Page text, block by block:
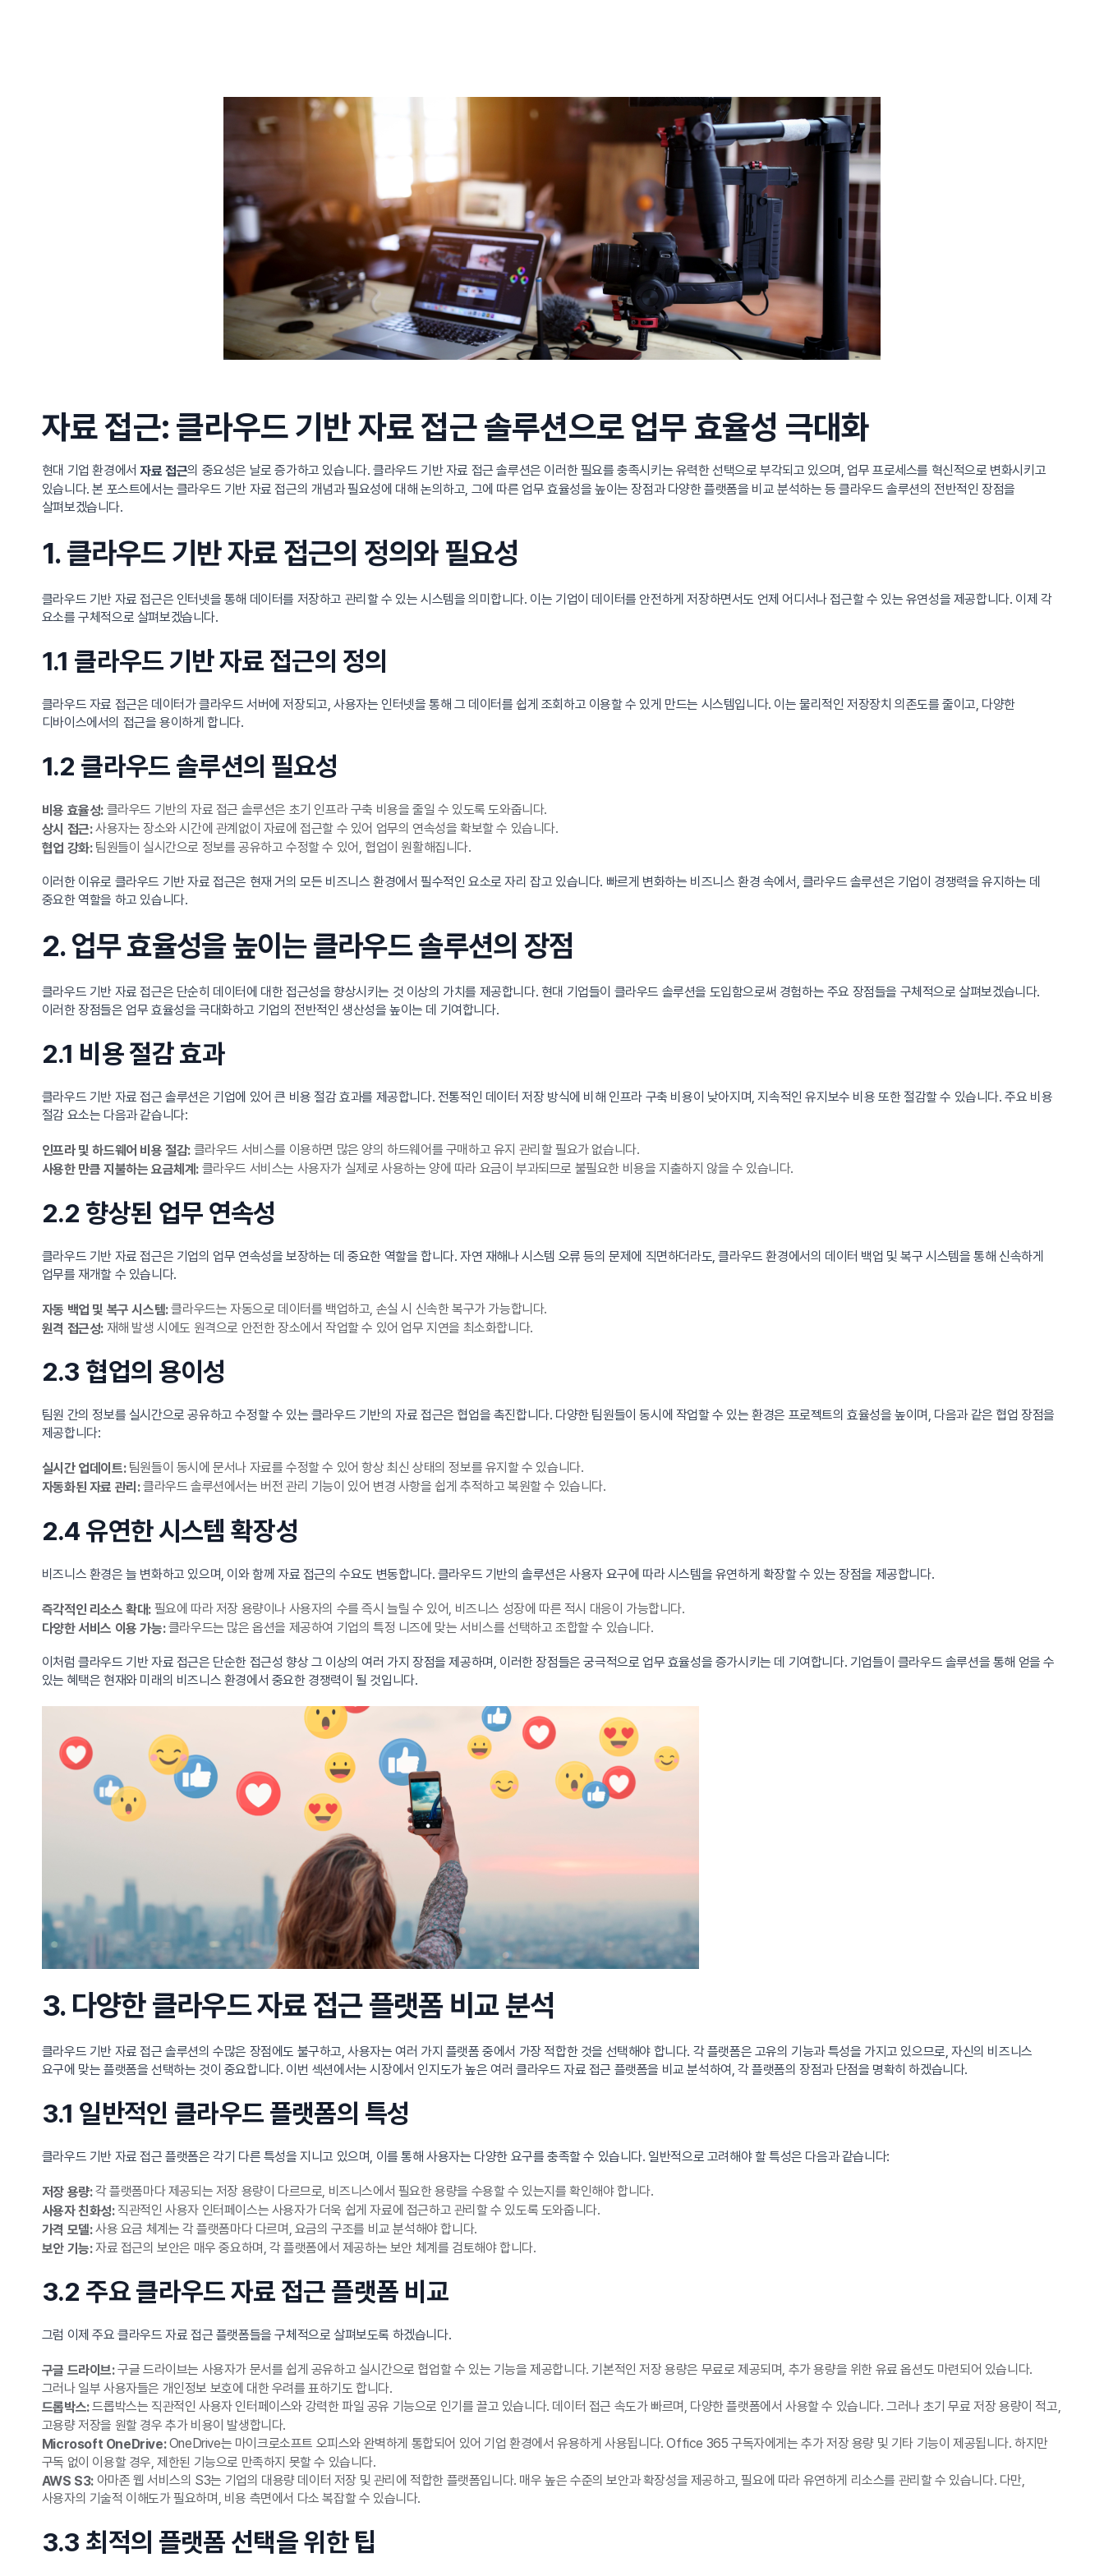
정부지원사업
자료 접근: 클라우드 기반 자료 접근 솔루션으로 업무 효율성 극대화
현대 기업 환경에서자료 접근의 중요성은 날로 증가하고 있습니다. 클라우드 기반 자료 접근 솔루션은 이러한 필요를 충족시키는 유력한 선택으로 부각되고 있으며, 업무 프로세스를 혁신적으로 변화시키고
있습니다. 본 포스트에서는 클라우드 기반 자료 접근의 개념과 필요성에 대해 논의하고, 그에 따른 업무 효율성을 높이는 장점과 다양한 플랫폼을 비교 분석하는 등 클라우드 솔루션의 전반적인 장점을
살펴보겠습니다.
1. 클라우드 기반 자료 접근의 정의와 필요성
클라우드 기반 자료 접근은 인터넷을 통해 데이터를 저장하고 관리할 수 있는 시스템을 의미합니다. 이는 기업이 데이터를 안전하게 저장하면서도 언제 어디서나 접근할 수 있는 유연성을 제공합니다. 이제 각
요소를 구체적으로 살펴보겠습니다.
1.1 클라우드 기반 자료 접근의 정의
클라우드 자료 접근은 데이터가 클라우드 서버에 저장되고, 사용자는 인터넷을 통해 그 데이터를 쉽게 조회하고 이용할 수 있게 만드는 시스템입니다. 이는 물리적인 저장장치 의존도를 줄이고, 다양한
디바이스에서의 접근을 용이하게 합니다.
1.2 클라우드 솔루션의 필요성
비용 효율성:클라우드 기반의 자료 접근 솔루션은 초기 인프라 구축 비용을 줄일 수 있도록 도와줍니다.
상시 접근:사용자는 장소와 시간에 관계없이 자료에 접근할 수 있어 업무의 연속성을 확보할 수 있습니다.
협업 강화:팀원들이 실시간으로 정보를 공유하고 수정할 수 있어, 협업이 원활해집니다.
이러한 이유로 클라우드 기반 자료 접근은 현재 거의 모든 비즈니스 환경에서 필수적인 요소로 자리 잡고 있습니다. 빠르게 변화하는 비즈니스 환경 속에서, 클라우드 솔루션은 기업이 경쟁력을 유지하는 데
중요한 역할을 하고 있습니다.
2. 업무 효율성을 높이는 클라우드 솔루션의 장점
클라우드 기반 자료 접근은 단순히 데이터에 대한 접근성을 향상시키는 것 이상의 가치를 제공합니다. 현대 기업들이 클라우드 솔루션을 도입함으로써 경험하는 주요 장점들을 구체적으로 살펴보겠습니다.
이러한 장점들은 업무 효율성을 극대화하고 기업의 전반적인 생산성을 높이는 데 기여합니다.
2.1 비용 절감 효과
클라우드 기반 자료 접근 솔루션은 기업에 있어 큰 비용 절감 효과를 제공합니다. 전통적인 데이터 저장 방식에 비해 인프라 구축 비용이 낮아지며, 지속적인 유지보수 비용 또한 절감할 수 있습니다. 주요 비용
절감 요소는 다음과 같습니다:
인프라 및 하드웨어 비용 절감:클라우드 서비스를 이용하면 많은 양의 하드웨어를 구매하고 유지 관리할 필요가 없습니다.
사용한 만큼 지불하는 요금체계:클라우드 서비스는 사용자가 실제로 사용하는 양에 따라 요금이 부과되므로 불필요한 비용을 지출하지 않을 수 있습니다.
2.2 향상된 업무 연속성
클라우드 기반 자료 접근은 기업의 업무 연속성을 보장하는 데 중요한 역할을 합니다. 자연 재해나 시스템 오류 등의 문제에 직면하더라도, 클라우드 환경에서의 데이터 백업 및 복구 시스템을 통해 신속하게
업무를 재개할 수 있습니다.
자동 백업 및 복구 시스템:클라우드는 자동으로 데이터를 백업하고, 손실 시 신속한 복구가 가능합니다.
원격 접근성:재해 발생 시에도 원격으로 안전한 장소에서 작업할 수 있어 업무 지연을 최소화합니다.
2.3 협업의 용이성
팀원 간의 정보를 실시간으로 공유하고 수정할 수 있는 클라우드 기반의 자료 접근은 협업을 촉진합니다. 다양한 팀원들이 동시에 작업할 수 있는 환경은 프로젝트의 효율성을 높이며, 다음과 같은 협업 장점을
제공합니다:
실시간 업데이트:팀원들이 동시에 문서나 자료를 수정할 수 있어 항상 최신 상태의 정보를 유지할 수 있습니다.
자동화된 자료 관리:클라우드 솔루션에서는 버전 관리 기능이 있어 변경 사항을 쉽게 추적하고 복원할 수 있습니다.
2.4 유연한 시스템 확장성
비즈니스 환경은 늘 변화하고 있으며, 이와 함께 자료 접근의 수요도 변동합니다. 클라우드 기반의 솔루션은 사용자 요구에 따라 시스템을 유연하게 확장할 수 있는 장점을 제공합니다.
즉각적인 리소스 확대:필요에 따라 저장 용량이나 사용자의 수를 즉시 늘릴 수 있어, 비즈니스 성장에 따른 적시 대응이 가능합니다.
다양한 서비스 이용 가능:클라우드는 많은 옵션을 제공하여 기업의 특정 니즈에 맞는 서비스를 선택하고 조합할 수 있습니다.
이처럼 클라우드 기반 자료 접근은 단순한 접근성 향상 그 이상의 여러 가지 장점을 제공하며, 이러한 장점들은 궁극적으로 업무 효율성을 증가시키는 데 기여합니다. 기업들이 클라우드 솔루션을 통해 얻을 수
있는 혜택은 현재와 미래의 비즈니스 환경에서 중요한 경쟁력이 될 것입니다.
3. 다양한 클라우드 자료 접근 플랫폼 비교 분석
클라우드 기반 자료 접근 솔루션의 수많은 장점에도 불구하고, 사용자는 여러 가지 플랫폼 중에서 가장 적합한 것을 선택해야 합니다. 각 플랫폼은 고유의 기능과 특성을 가지고 있으므로, 자신의 비즈니스
요구에 맞는 플랫폼을 선택하는 것이 중요합니다. 이번 섹션에서는 시장에서 인지도가 높은 여러 클라우드 자료 접근 플랫폼을 비교 분석하여, 각 플랫폼의 장점과 단점을 명확히 하겠습니다.
3.1 일반적인 클라우드 플랫폼의 특성
클라우드 기반 자료 접근 플랫폼은 각기 다른 특성을 지니고 있으며, 이를 통해 사용자는 다양한 요구를 충족할 수 있습니다. 일반적으로 고려해야 할 특성은 다음과 같습니다:
저장 용량:각 플랫폼마다 제공되는 저장 용량이 다르므로, 비즈니스에서 필요한 용량을 수용할 수 있는지를 확인해야 합니다.
사용자 친화성:직관적인 사용자 인터페이스는 사용자가 더욱 쉽게 자료에 접근하고 관리할 수 있도록 도와줍니다.
가격 모델:사용 요금 체계는 각 플랫폼마다 다르며, 요금의 구조를 비교 분석해야 합니다.
보안 기능:자료 접근의 보안은 매우 중요하며, 각 플랫폼에서 제공하는 보안 체계를 검토해야 합니다.
3.2 주요 클라우드 자료 접근 플랫폼 비교
그럼 이제 주요 클라우드 자료 접근 플랫폼들을 구체적으로 살펴보도록 하겠습니다.
구글 드라이브:구글 드라이브는 사용자가 문서를 쉽게 공유하고 실시간으로 협업할 수 있는 기능을 제공합니다. 기본적인 저장 용량은 무료로 제공되며, 추가 용량을 위한 유료 옵션도 마련되어 있습니다.
그러나 일부 사용자들은 개인정보 보호에 대한 우려를 표하기도 합니다.
드롭박스:드롭박스는 직관적인 사용자 인터페이스와 강력한 파일 공유 기능으로 인기를 끌고 있습니다. 데이터 접근 속도가 빠르며, 다양한 플랫폼에서 사용할 수 있습니다. 그러나 초기 무료 저장 용량이 적고,
고용량 저장을 원할 경우 추가 비용이 발생합니다.
Microsoft OneDrive:OneDrive는 마이크로소프트 오피스와 완벽하게 통합되어 있어 기업 환경에서 유용하게 사용됩니다. Office 365 구독자에게는 추가 저장 용량 및 기타 기능이 제공됩니다. 하지만
구독 없이 이용할 경우, 제한된 기능으로 만족하지 못할 수 있습니다.
AWS S3:아마존 웹 서비스의 S3는 기업의 대용량 데이터 저장 및 관리에 적합한 플랫폼입니다. 매우 높은 수준의 보안과 확장성을 제공하고, 필요에 따라 유연하게 리소스를 관리할 수 있습니다. 다만,
사용자의 기술적 이해도가 필요하며, 비용 측면에서 다소 복잡할 수 있습니다.
3.3 최적의 플랫폼 선택을 위한 팁